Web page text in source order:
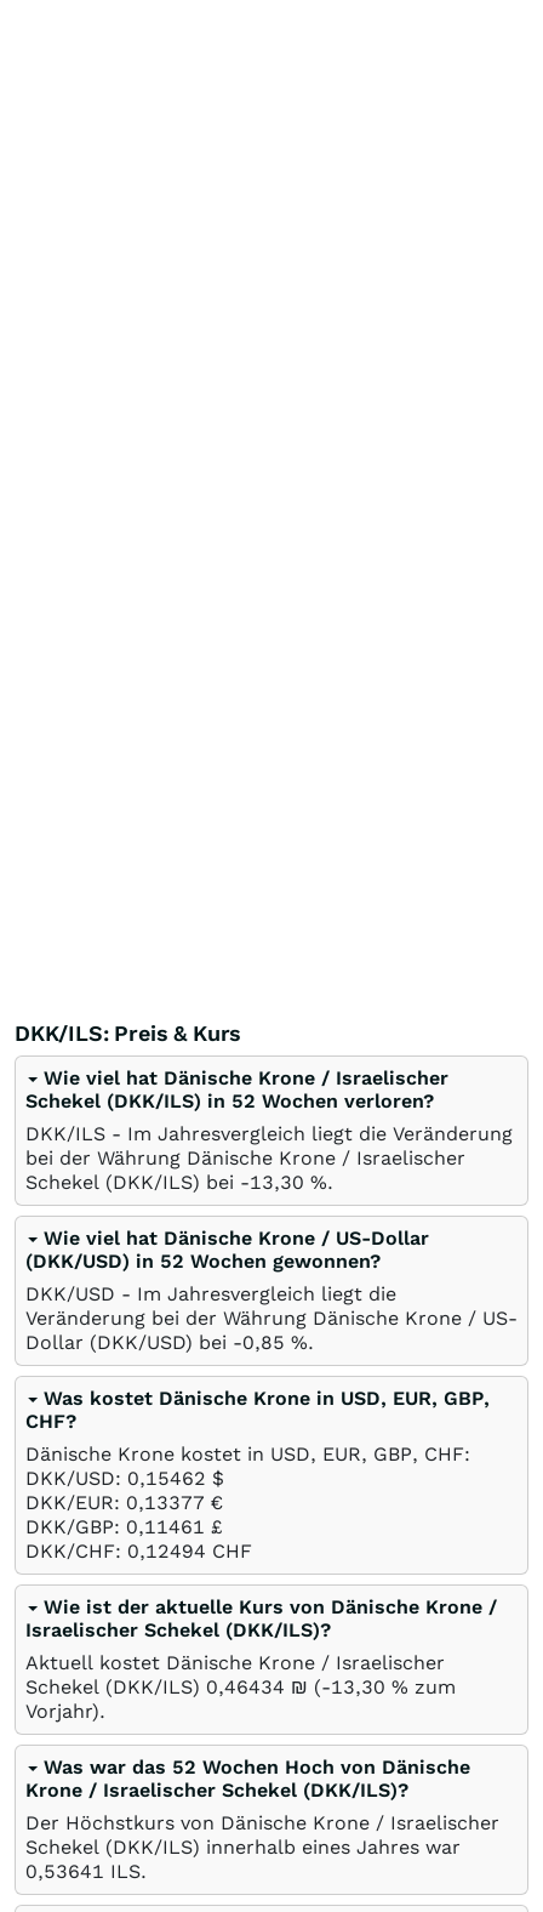
DKK/ILS: Preis & Kurs
Wie viel hat Dänische Krone / Israelischer
Schekel (DKK/ILS) in 52 Wochen verloren?
DKK/ILS - Im Jahresvergleich liegt die Veränderung
bei der Währung Dänische Krone / Israelischer
Schekel (DKK/ILS) bei -13,30 %.
Wie viel hat Dänische Krone / US-Dollar
(DKK/USD) in 52 Wochen gewonnen?
DKK/USD - Im Jahresvergleich liegt die
Veränderung bei der Währung Dänische Krone / US-
Dollar (DKK/USD) bei -0,85 %.
Was kostet Dänische Krone in USD, EUR, GBP,
CHF?
Dänische Krone kostet in USD, EUR, GBP, CHF:
DKK/USD: 0,15462 $
DKK/EUR: 0,13377 €
DKK/GBP: 0,11461 £
DKK/CHF: 0,12494 CHF
Wie ist der aktuelle Kurs von Dänische Krone /
Israelischer Schekel (DKK/ILS)?
Aktuell kostet Dänische Krone / Israelischer
Schekel (DKK/ILS) 0,46434 ₪ (-13,30 % zum
Vorjahr).
Was war das 52 Wochen Hoch von Dänische
Krone / Israelischer Schekel (DKK/ILS)?
Der Höchstkurs von Dänische Krone / Israelischer
Schekel (DKK/ILS) innerhalb eines Jahres war
0,53641 ILS.